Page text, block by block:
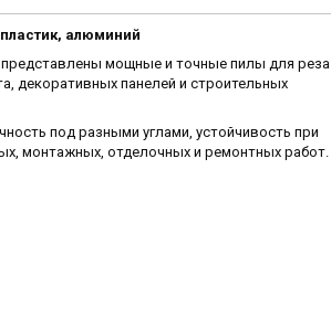
алюминий
представлены мощные и точные пилы для реза
декоративных панелей и строительных
под разными углами, устойчивость при
монтажных, отделочных и ремонтных работ.